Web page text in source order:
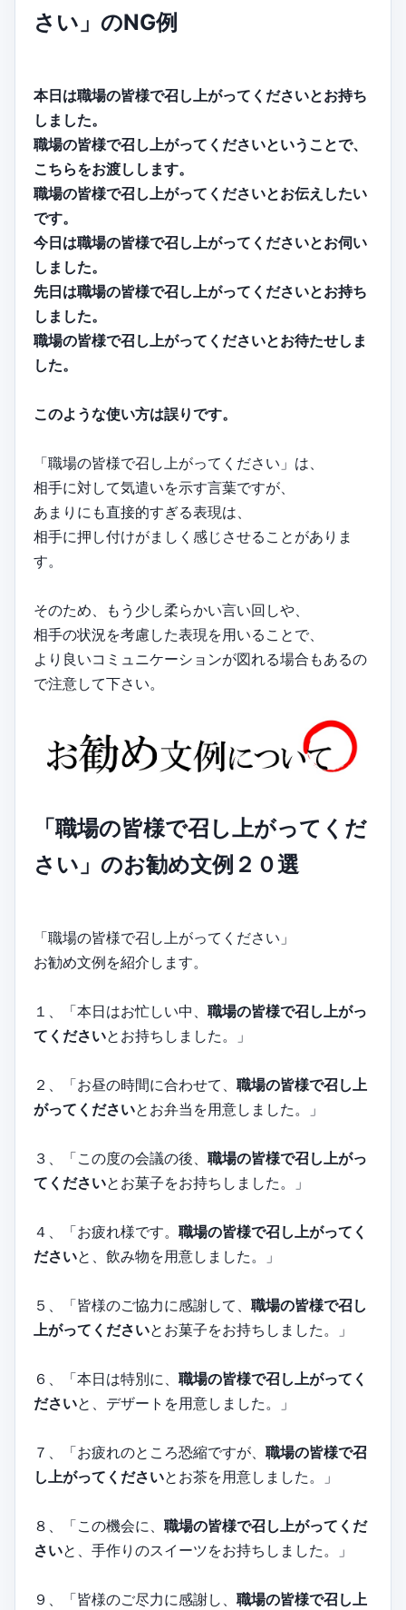
さい」のNG例
本日は職場の皆様で召し上がってくださいとお持ち
しました。
職場の皆様で召し上がってくださいということで、
こちらをお渡しします。
職場の皆様で召し上がってくださいとお伝えしたい
です。
今日は職場の皆様で召し上がってくださいとお伺い
しました。
先日は職場の皆様で召し上がってくださいとお持ち
しました。
職場の皆様で召し上がってくださいとお待たせしま
した。
このような使い方は誤りです。
「職場の皆様で召し上がってください」は、
相手に対して気遣いを示す言葉ですが、
あまりにも直接的すぎる表現は、
相手に押し付けがましく感じさせることがありま
す。
そのため、もう少し柔らかい言い回しや、
相手の状況を考慮した表現を用いることで、
より良いコミュニケーションが図れる場合もあるの
で注意して下さい。
「職場の皆様で召し上がってくだ
さい」のお勧め文例２０選
「職場の皆様で召し上がってください」
お勧め文例を紹介します。
１、「本日はお忙しい中、 職場の皆様で召し上がっ
てくださいとお持ちしました。」
２、「お昼の時間に合わせて、 職場の皆様で召し上
がってくださいとお弁当を用意しました。」
３、「この度の会議の後、 職場の皆様で召し上がっ
てくださいとお菓子をお持ちしました。」
４、「お疲れ様です。 職場の皆様で召し上がってく
ださいと、飲み物を用意しました。」
５、「皆様のご協力に感謝して、 職場の皆様で召し
上がってくださいとお菓子をお持ちしました。」
６、「本日は特別に、 職場の皆様で召し上がってく
ださいと、デザートを用意しました。」
７、「お疲れのところ恐縮ですが、 職場の皆様で召
し上がってくださいとお茶を用意しました。」
８、「この機会に、 職場の皆様で召し上がってくだ
さいと、手作りのスイーツをお持ちしました。」
９、「皆様のご尽力に感謝し、 職場の皆様で召し上